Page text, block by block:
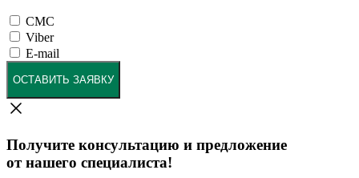
СМС
Viber
E-mail
ОСТАВИТЬ ЗАЯВКУ
Получите консультацию и предложение
от нашего специалиста!